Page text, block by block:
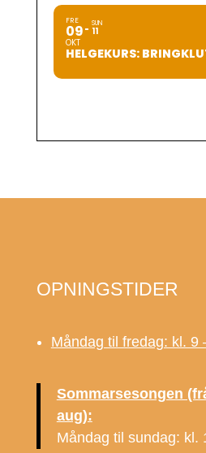
FRE
09
OKT
SUN
11
HELGEKURS:
OPNINGSTIDER
Måndag til fredag: kl. 9
Sommarsesongen
aug):
Måndag til sundag: kl.